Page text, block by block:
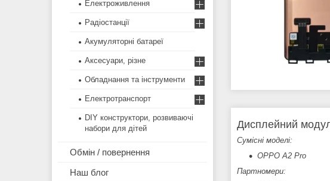
Дисплейний
Сумісні моделі:
OPPO A2 Pro
Партномери:
Електроживлення
Радіостанції
Акумуляторні батареї
Аксесуари, різне
Обладнання та інструменти
Електротранспорт
DIY конструктори, розвиваючі
набори для дітей
Обмін / повернення
Наш блог